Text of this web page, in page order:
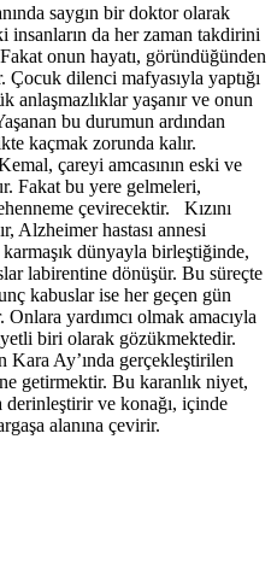
saygın bir doktor olarak
insanların da her zaman takdirini
onun hayatı, göründüğünden
dilenci mafyasıyla yaptığı
anlaşmazlıklar yaşanır ve onun
bu durumun ardından
kaçmak zorunda kalır.
çareyi amcasının eski ve
Fakat bu yere gelmeleri,
çevirecektir. Kızını
Alzheimer hastası annesi
karmaşık dünyayla birleştiğinde,
labirentine dönüşür. Bu süreçte
kabuslar ise her geçen gün
yardımcı olmak amacıyla
biri olarak gözükmektedir.
Kara Ay’ında gerçekleştirilen
getirmektir. Bu karanlık niyet,
derinleştirir ve konağı, içinde
alanına çevirir.